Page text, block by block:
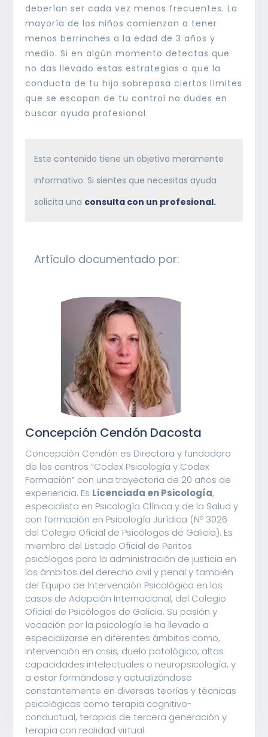
deberían ser cada vez menos frecuentes. La
mayoría de los niños comienzan a tener
menos berrinches a la edad de 3 años y
medio. Si en algún momento detectas que
no das llevado estas estrategias o que la
conducta de tu hijo sobrepasa ciertos límites
que se escapan de tu control no dudes en
buscar ayuda profesional.
Este contenido tiene un objetivo meramente
informativo. Si sientes que necesitas ayuda
solicita una consulta con un profesional.
Artículo documentado por:
Concepción Cendón Dacosta
Concepción Cendón es Directora y fundadora
de los centros “Codex Psicología y Codex
Formación” con una trayectoria de 20 años de
experiencia. Es Licenciada en Psicología,
especialista en Psicología Clínica y de la Salud y
con formación en Psicología Jurídica (Nº 3026
del Colegio Oficial de Psicólogos de Galicia). Es
miembro del Listado Oficial de Peritos
psicólogos para la administración de justicia en
los ámbitos del derecho civil y penal y también
del Equipo de Intervención Psicológica en los
casos de Adopción Internacional, del Colegio
Oficial de Psicólogos de Galicia. Su pasión y
vocación por la psicología le ha llevado a
especializarse en diferentes ámbitos como,
intervención en crisis, duelo patológico, altas
capacidades intelectuales o neuropsicología, y
a estar formándose y actualizándose
constantemente en diversas teorías y técnicas
psicológicas como terapia cognitivo-
conductual, terapias de tercera generación y
terapia con realidad virtual.